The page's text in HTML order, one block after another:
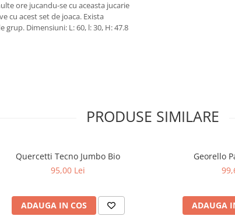
ore jucandu-se cu aceasta jucarie
cu acest set de joaca. Exista
Dimensiuni: L: 60, l: 30, H: 47.8
PRODUSE SIMILARE
Quercetti Tecno Jumbo Bio
95,00 Lei
ADAUGA IN COS
Georello
ADAUGA